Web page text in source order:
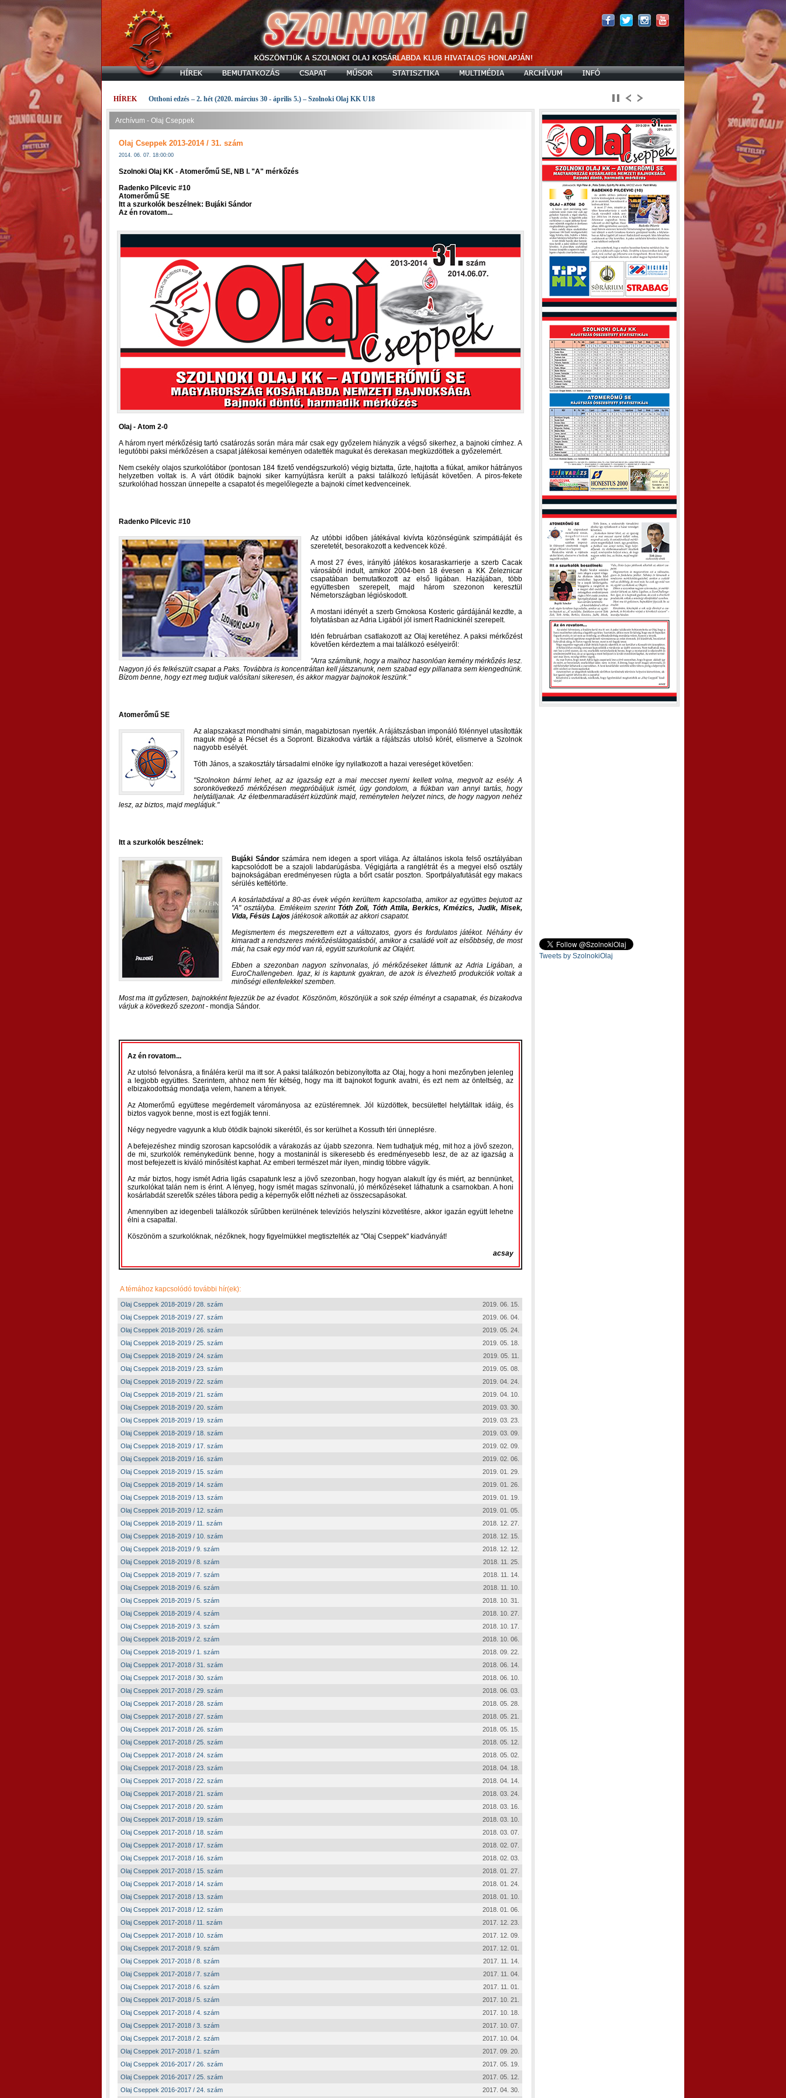
HÍREK Otthoni edzés – 2. hét (2020. március 30 - április 5.) – Szolnoki Olaj KK U18
Archívum - Olaj Cseppek
Olaj Cseppek 2013-2014 / 31. szám
2014. 06. 07. 18:00:00
Szolnoki Olaj KK - Atomerőmű SE, NB I. "A" mérkőzés
Radenko Pilcevic #10
Atomerőmű SE
Itt a szurkolók beszélnek: Bujáki Sándor
Az én rovatom...
Olaj - Atom 2-0
A három nyert mérkőzésig tartó csatározás során mára már csak egy győzelem hiányzik a végső sikerhez, a bajnoki címhez. A
legutóbbi paksi mérkőzésen a csapat játékosai keményen odatették magukat és derekasan megküzdöttek a győzelemért.
Nem csekély olajos szurkolótábor (pontosan 184 fizető vendégszurkoló) végig biztatta, űzte, hajtotta a fiúkat, amikor hátrányos
helyzetben voltak is. A várt ötödik bajnoki siker karnyújtásra került a paksi találkozó lefújását követően. A piros-fekete
szurkolóhad hosszan ünnepelte a csapatot és megelőlegezte a bajnoki címet kedvenceinek.
Radenko Pilcevic #10
Az utóbbi időben játékával kivívta közönségünk szimpátiáját és
szeretetét, besorakozott a kedvencek közé.
A most 27 éves, irányító játékos kosaraskarrierje a szerb Cacak
városából indult, amikor 2004-ben 18 évesen a KK Zeleznicar
csapatában bemutatkozott az első ligában. Hazájában, több
együttesben szerepelt, majd három szezonon keresztül
Németországban légióskodott.
A mostani idényét a szerb Grnokosa Kosteric gárdájánál kezdte, a
folytatásban az Adria Ligából jól ismert Radnickinél szerepelt.
Idén februárban csatlakozott az Olaj keretéhez. A paksi mérkőzést
követően kérdeztem a mai találkozó esélyeiről:
Arra számítunk, hogy a maihoz hasonlóan kemény mérkőzés lesz.
Nagyon jó és felkészült csapat a Paks. Továbbra is koncentráltan kell játszanunk, nem szabad egy pillanatra sem kiengednünk.
Bízom benne, hogy ezt meg tudjuk valósítani sikeresen, és akkor magyar bajnokok leszünk.
Atomerőmű SE
Az alapszakaszt mondhatni simán, magabiztosan nyerték. A rájátszásban imponáló fölénnyel utasították
maguk mögé a Pécset és a Sopront. Bizakodva várták a rájátszás utolsó körét, elismerve a Szolnok
nagyobb esélyét.
Tóth János, a szakosztály társadalmi elnöke így nyilatkozott a hazai vereséget követően:
Szolnokon bármi lehet, az az igazság ezt a mai meccset nyerni kellett volna, megvolt az esély. A
soronkövetkező mérkőzésen megpróbáljuk ismét, úgy gondolom, a fiúkban van annyi tartás, hogy
helytálljanak. Az életbenmaradásért küzdünk majd, reménytelen helyzet nincs, de hogy nagyon nehéz
lesz, az biztos, majd meglátjuk.
Itt a szurkolók beszélnek:
Bujáki Sándorszámára nem idegen a sport világa. Az általános iskola felső osztályában
kapcsolódott be a szajoli labdarúgásba. Végigjárta a ranglétrát és a megyei első osztály
bajnokságában eredményesen rúgta a bőrt csatár poszton. Sportpályafutását egy makacs
sérülés kettétörte.
A kosárlabdával a 80-as évek végén kerültem kapcsolatba, amikor az együttes bejutott az
"A" osztályba. Emlékeim szerint Tóth Zoli, Tóth Attila, Berkics, Kmézics, Judik, Misek,
Vida, Fésüs Lajos játékosok alkották az akkori csapatot.
Megismertem és megszerettem ezt a változatos, gyors és fordulatos játékot. Néhány év
kimaradt a rendszeres mérkőzéslátogatásból, amikor a családé volt az elsőbbség, de most
már, ha csak egy mód van rá, együtt szurkolunk az Olajért.
Ebben a szezonban nagyon színvonalas, jó mérkőzéseket láttunk az Adria Ligában, a
EuroChallengeben. Igaz, ki is kaptunk gyakran, de azok is élvezhető produkciók voltak a
minőségi ellenfelekkel szemben.
Most ma itt győztesen, bajnokként fejezzük be az évadot. Köszönöm, köszönjük a sok szép élményt a csapatnak, és bizakodva
várjuk a következő szezont- mondja Sándor.
Az én rovatom...
Az utolsó felvonásra, a fináléra kerül ma itt sor. A paksi találkozón bebizonyította az Olaj, hogy a honi mezőnyben jelenleg
a legjobb együttes. Szerintem, ahhoz nem fér kétség, hogy ma itt bajnokot fogunk avatni, és ezt nem az önteltség, az
elbizakodottság mondatja velem, hanem a tények.
Az Atomerőmű együttese megérdemelt várományosa az ezüstéremnek. Jól küzdöttek, becsülettel helytálltak idáig, és
biztos vagyok benne, most is ezt fogják tenni.
Négy negyedre vagyunk a klub ötödik bajnoki sikerétől, és sor kerülhet a Kossuth téri ünneplésre.
A befejezéshez mindig szorosan kapcsolódik a várakozás az újabb szezonra. Nem tudhatjuk még, mit hoz a jövő szezon,
de mi, szurkolók reménykedünk benne, hogy a mostaninál is sikeresebb és eredményesebb lesz, de az az igazság a
most befejezett is kiváló minősítést kaphat. Az emberi természet már ilyen, mindig többre vágyik.
Az már biztos, hogy ismét Adria ligás csapatunk lesz a jövő szezonban, hogy hogyan alakult így és miért, az bennünket,
szurkolókat talán nem is érint. A lényeg, hogy ismét magas színvonalú, jó mérkőzéseket láthatunk a csarnokban. A honi
kosárlabdát szeretők széles tábora pedig a képernyők előtt nézheti az összecsapásokat.
Amennyiben az idegenbeli találkozók sűrűbben kerülnének televíziós helyszíni közvetítésre, akkor igazán együtt lehetne
élni a csapattal.
Köszönöm a szurkolóknak, nézőknek, hogy figyelmükkel megtisztelték az "Olaj Cseppek" kiadványát!
acsay
A témához kapcsolódó további hír(ek):
Olaj Cseppek 2018-2019 / 28. szám
2019. 06. 15.
Olaj Cseppek 2018-2019 / 27. szám
2019. 06. 04.
Olaj Cseppek 2018-2019 / 26. szám
2019. 05. 24.
Olaj Cseppek 2018-2019 / 25. szám
2019. 05. 18.
Olaj Cseppek 2018-2019 / 24. szám
2019. 05. 11.
Olaj Cseppek 2018-2019 / 23. szám
2019. 05. 08.
Olaj Cseppek 2018-2019 / 22. szám
2019. 04. 24.
Olaj Cseppek 2018-2019 / 21. szám
2019. 04. 10.
Olaj Cseppek 2018-2019 / 20. szám
2019. 03. 30.
Olaj Cseppek 2018-2019 / 19. szám
2019. 03. 23.
Olaj Cseppek 2018-2019 / 18. szám
2019. 03. 09.
Olaj Cseppek 2018-2019 / 17. szám
2019. 02. 09.
Olaj Cseppek 2018-2019 / 16. szám
2019. 02. 06.
Olaj Cseppek 2018-2019 / 15. szám
2019. 01. 29.
Olaj Cseppek 2018-2019 / 14. szám
2019. 01. 26.
Olaj Cseppek 2018-2019 / 13. szám
2019. 01. 19.
Olaj Cseppek 2018-2019 / 12. szám
2019. 01. 05.
Olaj Cseppek 2018-2019 / 11. szám
2018. 12. 27.
Olaj Cseppek 2018-2019 / 10. szám
2018. 12. 15.
Olaj Cseppek 2018-2019 / 9. szám
2018. 12. 12.
Olaj Cseppek 2018-2019 / 8. szám
2018. 11. 25.
Olaj Cseppek 2018-2019 / 7. szám
2018. 11. 14.
Olaj Cseppek 2018-2019 / 6. szám
2018. 11. 10.
Olaj Cseppek 2018-2019 / 5. szám
2018. 10. 31.
Olaj Cseppek 2018-2019 / 4. szám
2018. 10. 27.
Olaj Cseppek 2018-2019 / 3. szám
2018. 10. 17.
Olaj Cseppek 2018-2019 / 2. szám
2018. 10. 06.
Olaj Cseppek 2018-2019 / 1. szám
2018. 09. 22.
Olaj Cseppek 2017-2018 / 31. szám
2018. 06. 14.
Olaj Cseppek 2017-2018 / 30. szám
2018. 06. 10.
Olaj Cseppek 2017-2018 / 29. szám
2018. 06. 03.
Olaj Cseppek 2017-2018 / 28. szám
2018. 05. 28.
Olaj Cseppek 2017-2018 / 27. szám
2018. 05. 21.
Olaj Cseppek 2017-2018 / 26. szám
2018. 05. 15.
Olaj Cseppek 2017-2018 / 25. szám
2018. 05. 12.
Olaj Cseppek 2017-2018 / 24. szám
2018. 05. 02.
Olaj Cseppek 2017-2018 / 23. szám
2018. 04. 18.
Olaj Cseppek 2017-2018 / 22. szám
2018. 04. 14.
Olaj Cseppek 2017-2018 / 21. szám
2018. 03. 24.
Olaj Cseppek 2017-2018 / 20. szám
2018. 03. 16.
Olaj Cseppek 2017-2018 / 19. szám
2018. 03. 10.
Olaj Cseppek 2017-2018 / 18. szám
2018. 03. 07.
Olaj Cseppek 2017-2018 / 17. szám
2018. 02. 07.
Olaj Cseppek 2017-2018 / 16. szám
2018. 02. 03.
Olaj Cseppek 2017-2018 / 15. szám
2018. 01. 27.
Olaj Cseppek 2017-2018 / 14. szám
2018. 01. 24.
Olaj Cseppek 2017-2018 / 13. szám
2018. 01. 10.
Olaj Cseppek 2017-2018 / 12. szám
2018. 01. 06.
Olaj Cseppek 2017-2018 / 11. szám
2017. 12. 23.
Olaj Cseppek 2017-2018 / 10. szám
2017. 12. 09.
Olaj Cseppek 2017-2018 / 9. szám
2017. 12. 01.
Olaj Cseppek 2017-2018 / 8. szám
2017. 11. 14.
Olaj Cseppek 2017-2018 / 7. szám
2017. 11. 04.
Olaj Cseppek 2017-2018 / 6. szám
2017. 11. 01.
Olaj Cseppek 2017-2018 / 5. szám
2017. 10. 21.
Olaj Cseppek 2017-2018 / 4. szám
2017. 10. 18.
Olaj Cseppek 2017-2018 / 3. szám
2017. 10. 07.
Olaj Cseppek 2017-2018 / 2. szám
2017. 10. 04.
Olaj Cseppek 2017-2018 / 1. szám
2017. 09. 20.
Olaj Cseppek 2016-2017 / 26. szám
2017. 05. 19.
Olaj Cseppek 2016-2017 / 25. szám
2017. 05. 12.
Olaj Cseppek 2016-2017 / 24. szám
2017. 04. 30.
Tweets by SzolnokiOlaj